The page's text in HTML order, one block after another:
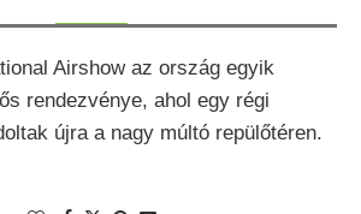
Airshow az ország egyik
rendezvénye, ahol egy régi
újra a nagy múltó repülőtéren.